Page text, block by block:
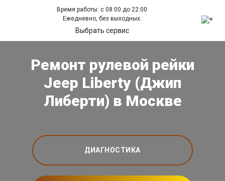
Время работы: с 08:00 до 22:00
Ежедневно, без выходных.
Выбрать сервис
Ремонт рулевой рейки
Jeep Liberty (Джип
Либерти) в Москве
ДИАГНОСТИКА